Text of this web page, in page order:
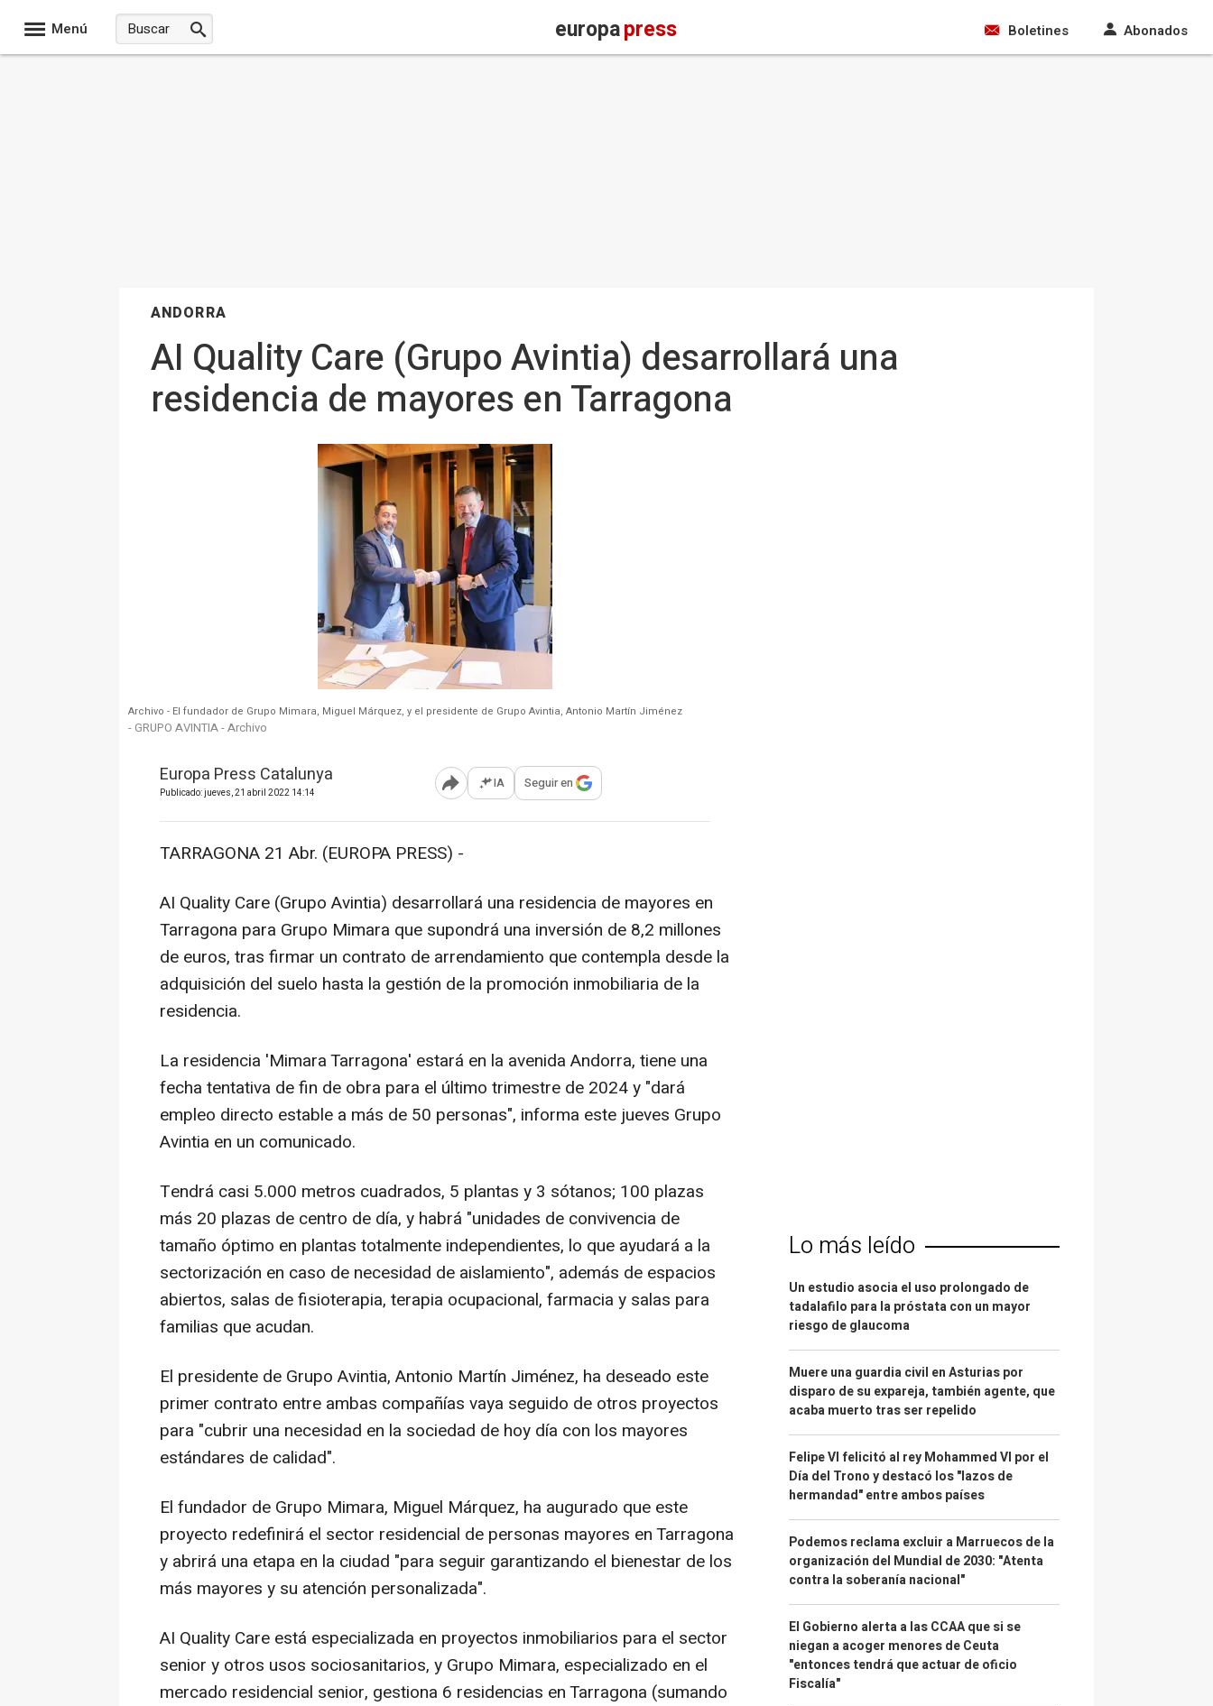
Menú europapress Boletines Abonados
ANDORRA
AI Quality Care (Grupo Avintia) desarrollará una
residencia de mayores en Tarragona
Archivo - El fundador de Grupo Mimara, Miguel Márquez, y el presidente de Grupo Avintia, Antonio Martín Jiménez
- GRUPO AVINTIA - Archivo
Europa Press Catalunya
Publicado: jueves, 21 abril 2022 14:14 Abrir opciones para compartir
IA Seguir en
TARRAGONA 21 Abr. (EUROPA PRESS) -
AI Quality Care (Grupo Avintia) desarrollará una residencia de mayores en
Tarragona para Grupo Mimara que supondrá una inversión de 8,2 millones
de euros, tras firmar un contrato de arrendamiento que contempla desde la
adquisición del suelo hasta la gestión de la promoción inmobiliaria de la
residencia.
La residencia 'Mimara Tarragona' estará en la avenida Andorra, tiene una
fecha tentativa de fin de obra para el último trimestre de 2024 y "dará
empleo directo estable a más de 50 personas", informa este jueves Grupo
Avintia en un comunicado.
Tendrá casi 5.000 metros cuadrados, 5 plantas y 3 sótanos; 100 plazas
más 20 plazas de centro de día, y habrá "unidades de convivencia de
tamaño óptimo en plantas totalmente independientes, lo que ayudará a la
sectorización en caso de necesidad de aislamiento", además de espacios
abiertos, salas de fisioterapia, terapia ocupacional, farmacia y salas para
familias que acudan.
El presidente de Grupo Avintia, Antonio Martín Jiménez, ha deseado este
primer contrato entre ambas compañías vaya seguido de otros proyectos
para "cubrir una necesidad en la sociedad de hoy día con los mayores
estándares de calidad".
El fundador de Grupo Mimara, Miguel Márquez, ha augurado que este
proyecto redefinirá el sector residencial de personas mayores en Tarragona
y abrirá una etapa en la ciudad "para seguir garantizando el bienestar de los
más mayores y su atención personalizada".
AI Quality Care está especializada en proyectos inmobiliarios para el sector
senior y otros usos sociosanitarios, y Grupo Mimara, especializado en el
mercado residencial senior, gestiona 6 residencias en Tarragona (sumando
Lo más leído
Un estudio asocia el uso prolongado de
tadalafilo para la próstata con un mayor
riesgo de glaucoma
Muere una guardia civil en Asturias por
disparo de su expareja, también agente, que
acaba muerto tras ser repelido
Felipe VI felicitó al rey Mohammed VI por el
Día del Trono y destacó los "lazos de
hermandad" entre ambos países
Podemos reclama excluir a Marruecos de la
organización del Mundial de 2030: "Atenta
contra la soberanía nacional"
El Gobierno alerta a las CCAA que si se
niegan a acoger menores de Ceuta
"entonces tendrá que actuar de oficio
Fiscalía"